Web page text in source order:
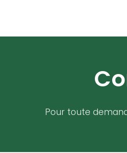
Pour toute